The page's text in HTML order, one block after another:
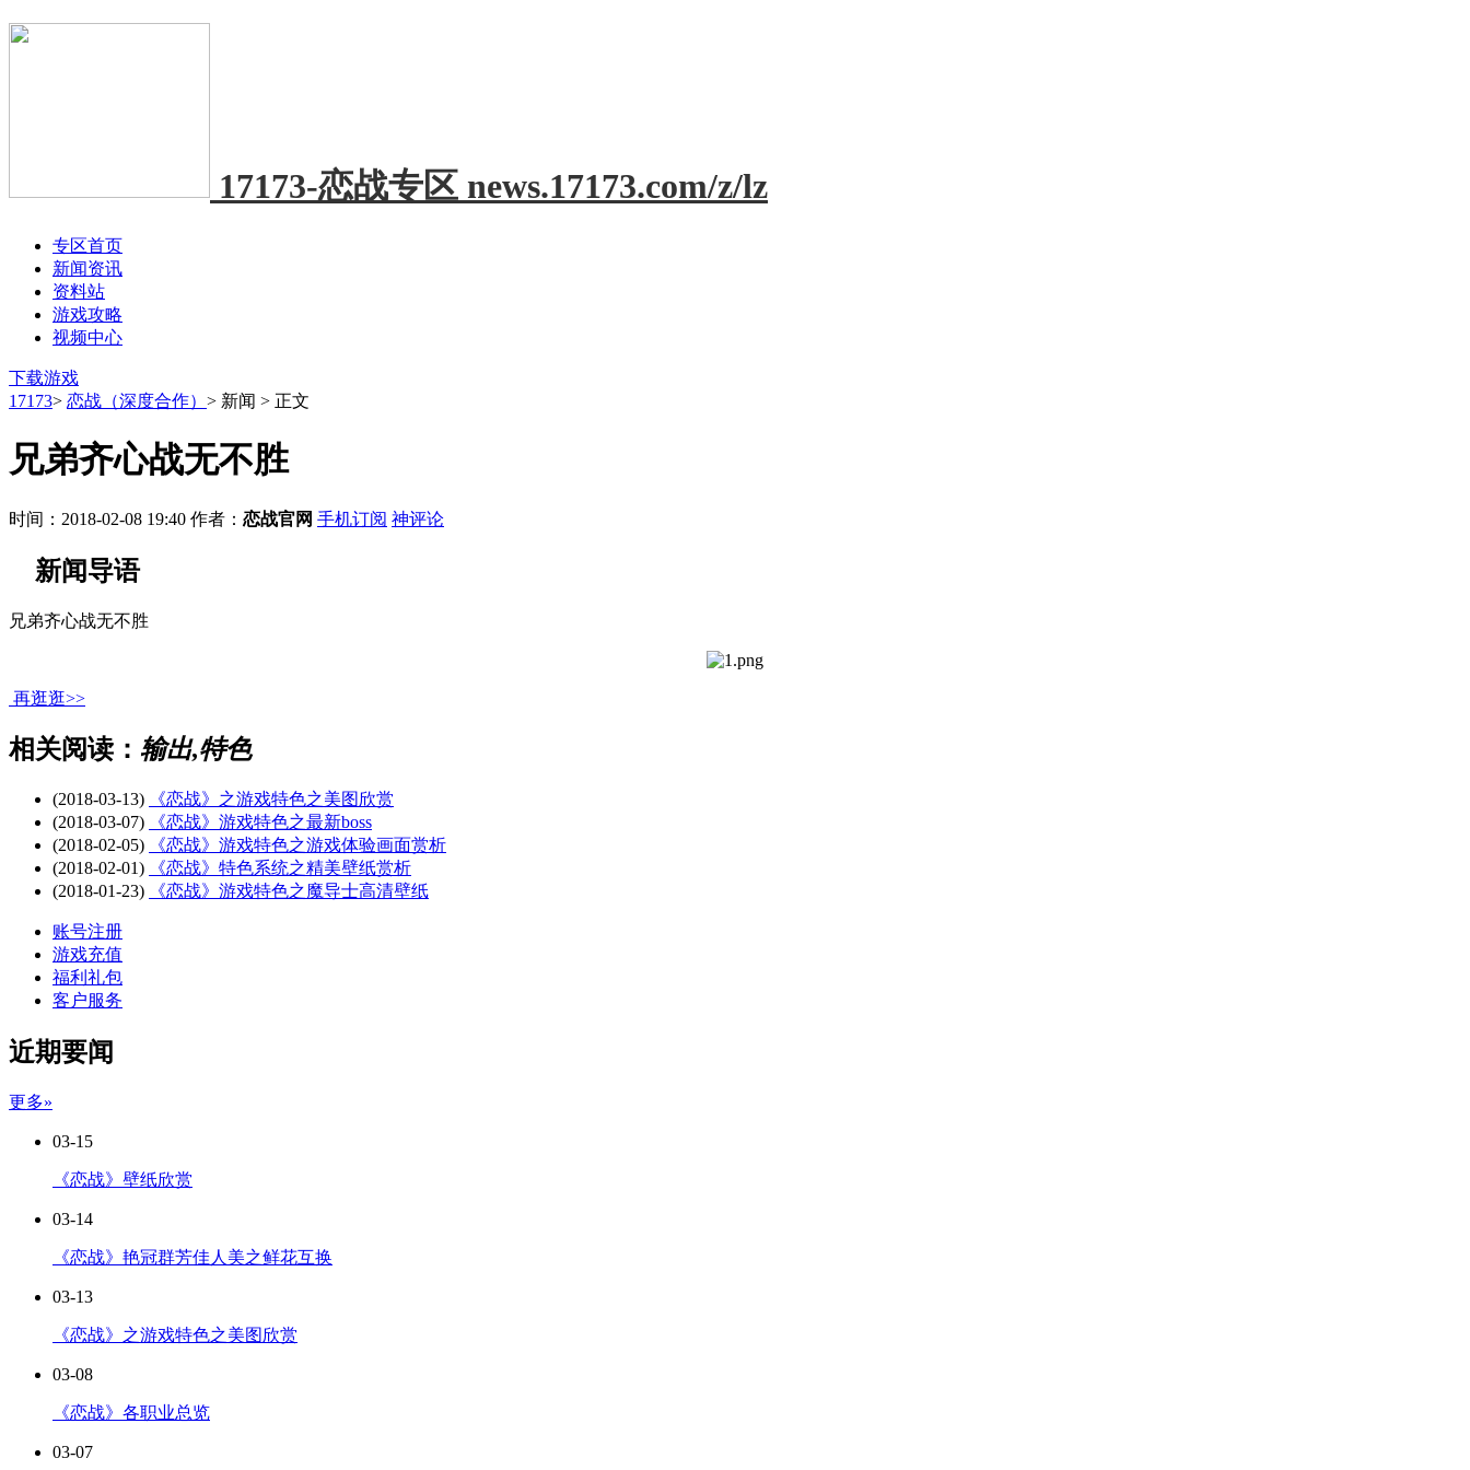
17173-恋战专区 news.17173.com/z/lz
专区首页
新闻资讯
资料站
游戏攻略
视频中心
下载游戏
17173> 恋战（深度合作） > 新闻 > 正文
兄弟齐心战无不胜
时间：2018-02-08 19:40 作者： 恋战官网 手机订阅 神评论
新闻导语
兄弟齐心战无不胜
再逛逛>>
相关阅读： 输出,特色
(2018-03-13)
《恋战》之游戏特色之美图欣赏
(2018-03-07)
《恋战》游戏特色之最新boss
(2018-02-05)
《恋战》游戏特色之游戏体验画面赏析
(2018-02-01)
《恋战》特色系统之精美壁纸赏析
(2018-01-23)
《恋战》游戏特色之魔导士高清壁纸
账号注册
游戏充值
福利礼包
客户服务
近期要闻
更多»
03-15
《恋战》壁纸欣赏
03-14
《恋战》艳冠群芳佳人美之鲜花互换
03-13
《恋战》之游戏特色之美图欣赏
03-08
《恋战》各职业总览
03-07